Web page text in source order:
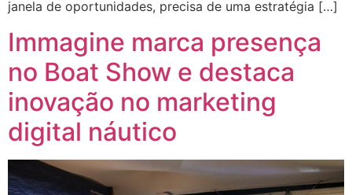
janela de oportunidades, precisa de uma estratégia […]
Immagine marca presença
no Boat Show e destaca
inovação no marketing
digital náutico